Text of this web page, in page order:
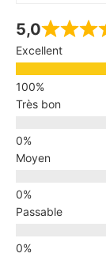
5,0
Excellent
Très bon
Moyen
Passable